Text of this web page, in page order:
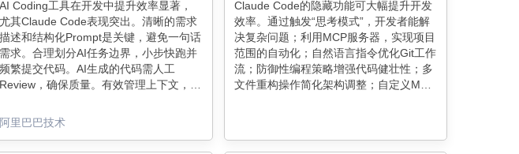
AI Coding工具在开发中提升效率显著，
尤其Claude Code表现突出。清晰的需求
描述和结构化Prompt是关键，避免一句话
需求。合理划分AI任务边界，小步快跑并
频繁提交代码。AI生成的代码需人工
Review，确保质量。有效管理上下文，控
Claude Code的安装和使用简便，支持多
任务协同，提升开发效率。
阿里巴巴技术
Claude Code的隐藏功能可大幅提升开发
效率。通过触发“思考模式”，开发者能解
决复杂问题；利用MCP服务器，实现项目
范围的自动化；自然语言指令优化Git工作
流；防御性编程策略增强代码健壮性；多
文件重构操作简化架构调整；自定义MCP